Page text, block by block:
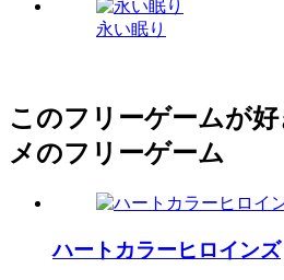
永い眠り
このフリーゲームが
メのフリーゲーム
ハートカラーヒロインズ